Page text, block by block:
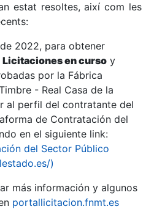
estat resoltes, així com les
2022, para obtener
Licitaciones en curso y
por la Fábrica
- Real Casa de la
al perfil del contratante del
de Contratación del
en el siguiente link:
del Sector Público
)
más información y algunos
portallicitacion.fnmt.es